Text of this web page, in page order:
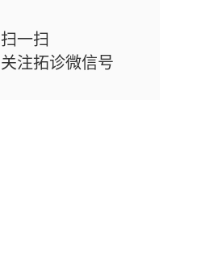
扫一扫
关注拓诊微信号